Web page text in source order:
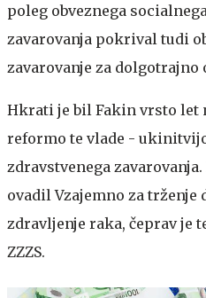
poleg obveznega
zavarovanja pokrival tudi
zavarovanje za dolgotrajno
Hkrati je bil Fakin vrsto
reformo te vlade -
zdravstvenega
ovadil Vzajemno za trženje
zdravljenje raka, čeprav je
ZZZS.